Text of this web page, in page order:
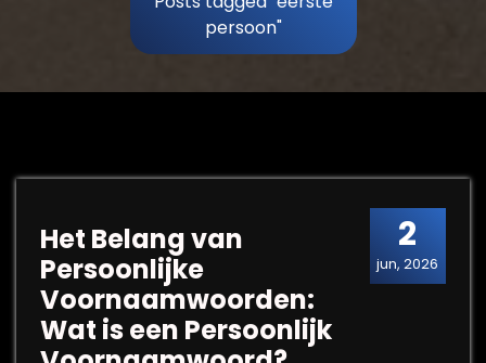
persoon"
2
jun, 2026
Het Belang van
Persoonlijke
Voornaamwoorden:
Wat is een Persoonlijk